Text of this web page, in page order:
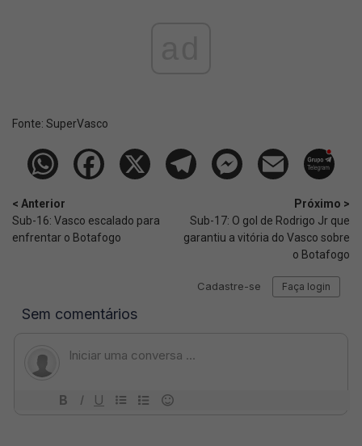
Fonte: SuperVasco‎‎‎‎‎‎
< Anterior
Sub-16: Vasco escalado para
enfrentar o Botafogo
Próximo >
Sub-17: O gol de Rodrigo Jr que
garantiu a vitória do Vasco sobre
o Botafogo